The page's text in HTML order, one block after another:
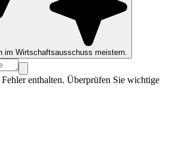
im Wirtschaftsausschuss meistern.
enthalten. Überprüfen Sie wichtige